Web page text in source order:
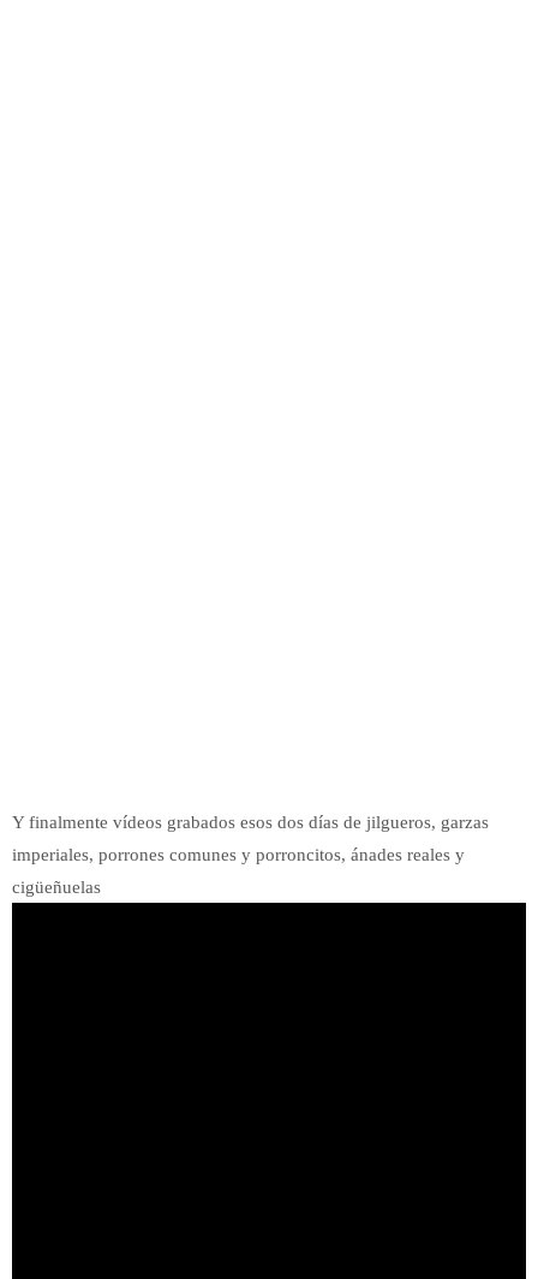
Y finalmente vídeos grabados esos dos días de jilgueros, garzas
imperiales, porrones comunes y porroncitos, ánades reales y
cigüeñuelas